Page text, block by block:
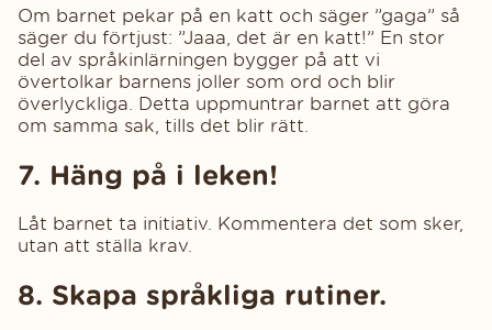
Om barnet pekar på en katt och säger ”gaga” så
säger du förtjust: ”Jaaa, det är en katt!” En stor
del av språkinlärningen bygger på att vi
övertolkar barnens joller som ord och blir
överlyckliga. Detta uppmuntrar barnet att göra
om samma sak, tills det blir rätt.
7. Häng på i leken!
Låt barnet ta initiativ. Kommentera det som sker,
utan att ställa krav.
8. Skapa språkliga rutiner.